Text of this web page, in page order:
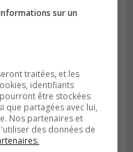
sur un
traitées, et les
identifiants
être stockées
que partagées avec lui,
Nos partenaires et
des données de